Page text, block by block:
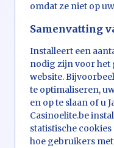
omdat ze niet op
Samenvatting
Installeert een
nodig zijn voor het
website.
te optimaliseren,
en op te slaan of u
Casinoelite.be
statistische
hoe gebruikers